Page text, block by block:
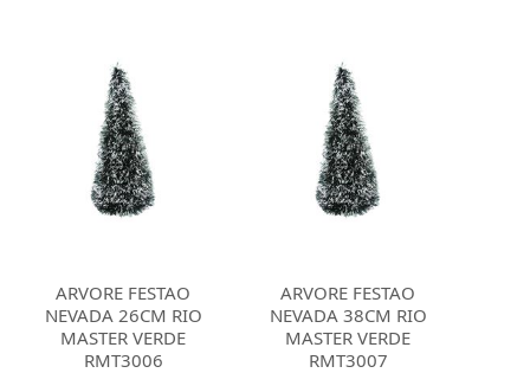
ARVORE FESTAO
NEVADA 26CM RIO
MASTER VERDE
RMT3006
ARVORE FESTAO
NEVADA 38CM RIO
MASTER VERDE
RMT3007